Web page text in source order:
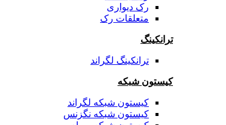
رک دیواری
متعلقات رک
ترانکینگ
ترانکینگ لگراند
کیستون شبکه
کیستون شبکه لگراند
کیستون شبکه نگزنس